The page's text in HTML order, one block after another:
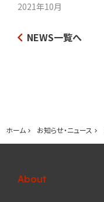
2021年10月
NEWS一覧へ
ホーム お知らせ・ニュース
About